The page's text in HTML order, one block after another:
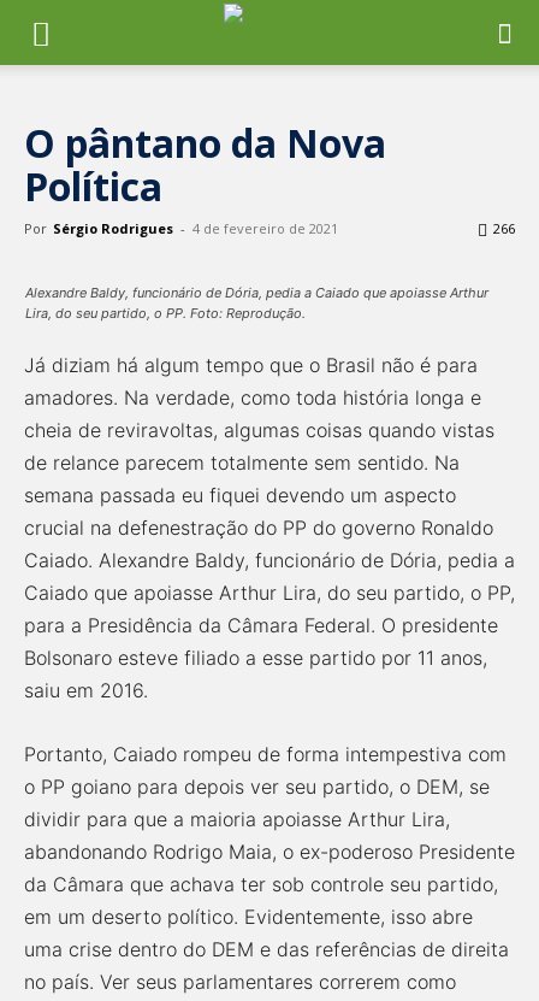
O pântano da Nova
Política
Por Sérgio Rodrigues - 4 de fevereiro de 2021 266
Alexandre Baldy, funcionário de Dória, pedia a Caiado que apoiasse Arthur
Lira, do seu partido, o PP. Foto: Reprodução.
Já diziam há algum tempo que o Brasil não é para
amadores. Na verdade, como toda história longa e
cheia de reviravoltas, algumas coisas quando vistas
de relance parecem totalmente sem sentido. Na
semana passada eu fiquei devendo um aspecto
crucial na defenestração do PP do governo Ronaldo
Caiado. Alexandre Baldy, funcionário de Dória, pedia a
Caiado que apoiasse Arthur Lira, do seu partido, o PP,
para a Presidência da Câmara Federal. O presidente
Bolsonaro esteve filiado a esse partido por 11 anos,
saiu em 2016.
Portanto, Caiado rompeu de forma intempestiva com
o PP goiano para depois ver seu partido, o DEM, se
dividir para que a maioria apoiasse Arthur Lira,
abandonando Rodrigo Maia, o ex-poderoso Presidente
da Câmara que achava ter sob controle seu partido,
em um deserto político. Evidentemente, isso abre
uma crise dentro do DEM e das referências de direita
no país. Ver seus parlamentares correrem como